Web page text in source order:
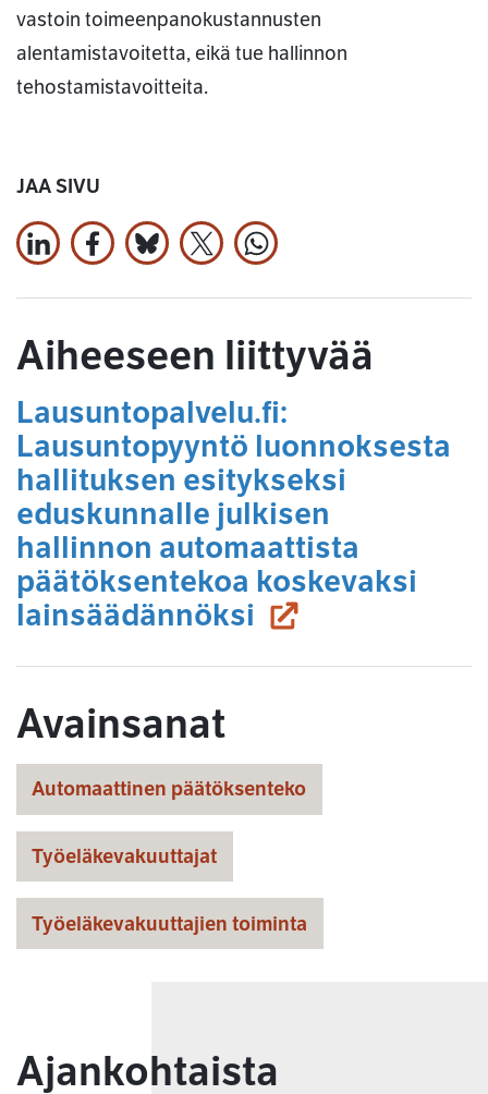
vastoin toimeenpanokustannusten
alentamistavoitetta, eikä tue hallinnon
tehostamistavoitteita.
JAA SIVU
Jaa LinkedInissä
Jaa Facebookissa
Jaa Bluesky:ssa
Jaa X:ssäJaa WhatsApissa
Aiheeseen liittyvää
Lausuntopalvelu.fi:
Lausuntopyyntö luonnoksesta
hallituksen esitykseksi
eduskunnalle julkisen
hallinnon automaattista
päätöksentekoa koskevaksi
lainsäädännöksi (siirryt toiseen
Avainsanat
Automaattinen päätöksenteko
Työeläkevakuuttajat
Työeläkevakuuttajien toiminta
Ajankohtaista